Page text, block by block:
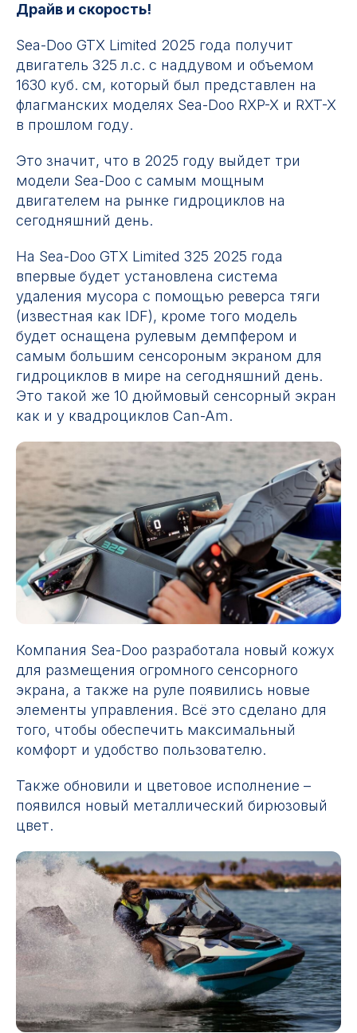
Драйв и скорость!
Sea-Doo GTX Limited 2025 года получит
двигатель 325 л.с. с наддувом и объемом
1630 куб. см, который был представлен на
флагманских моделях Ѕea-Doo RXP-X и RXT-X
в прошлом году.
Это значит, что в 2025 году выйдет три
модели Sea-Doo с самым мощным
двигателем на рынке гидроциклов на
сегодняшний день.
На Sea-Doo GTX Limited 325 2025 года
впервые будет установлена система
удаления мусора с помощью реверса тяги
(известная как IDF), кроме того модель
будет оснащена рулевым демпфером и
самым большим сенсороным экраном для
гидроциклов в мире на сегодняшний день.
Это такой же 10 дюймовый сенсорный экран
как и у квадроциклов Can-Am.
Компания Sea-Doo разработала новый кожух
для размещения огромного сенсорного
экрана, а также на руле появились новые
элементы управления. Всё это сделано для
того, чтобы обеспечить максимальный
комфорт и удобство пользователю.
Также обновили и цветовое исполнение –
появился новый металлический бирюзовый
цвет.